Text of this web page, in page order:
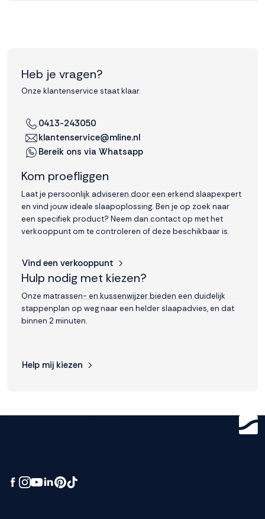
Heb je vragen?
Onze klantenservice staat klaar.
0413-243050
klantenservice@mline.nl
Bereik ons via Whatsapp
Kom proefliggen
Laat je persoonlijk adviseren door een erkend slaapexpert
en vind jouw ideale slaapoplossing. Ben je op zoek naar
een specifiek product? Neem dan contact op met het
verkooppunt om te controleren of deze beschikbaar is.
Vind een verkooppunt
Hulp nodig met kiezen?
Onze matrassen- en kussenwijzer bieden een duidelijk
stappenplan op weg naar een helder slaapadvies, en dat
binnen 2 minuten.
Help mij kiezen